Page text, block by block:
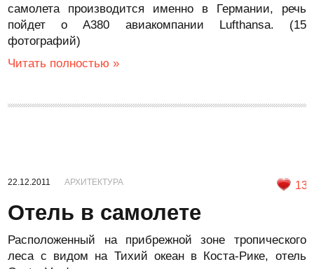
самолета производится именно в Германии, речь
пойдет о А380 авиакомпании Lufthansa. (15
фотографий)
Читать полностью »
22.12.2011 АРХИТЕКТУРА 13
Отель в самолете
Расположенный на прибрежной зоне тропического
леса с видом на Тихий океан в Коста-Рике, отель